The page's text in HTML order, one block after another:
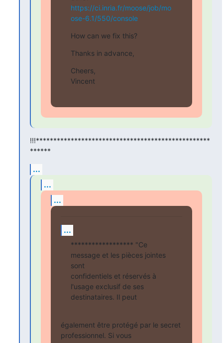
https://ci.inria.fr/moose/job/mo
ose-6.1/550/console
How can we fix this?
Thanks in advance,
Cheers,
Vincent
!!!**************************************************
******
...
...
...
...
****************** "Ce
message et les pièces jointes
sont
confidentiels et réservés à
l'usage exclusif de ses
destinataires. Il peut
également être protégé par le secret
professionnel. Si vous